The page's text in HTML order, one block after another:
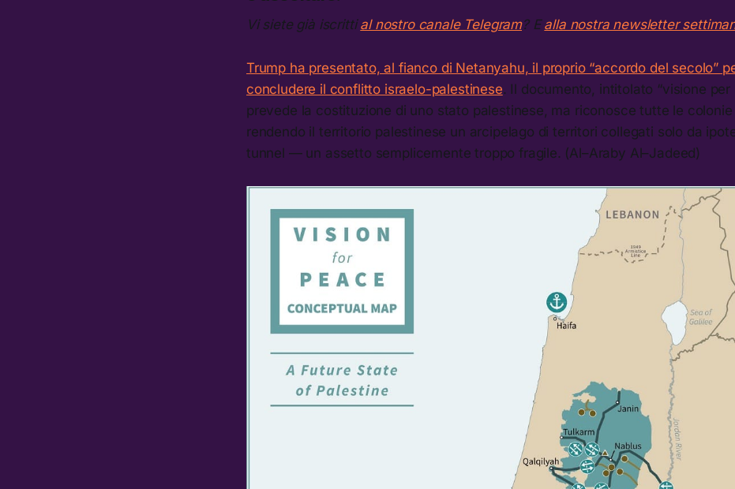
Vi siete già iscrittial nostro canale Telegram? Ealla nostra newsletter
Trump ha presentato, al fianco di Netanyahu, il proprio “accordo del secolo”
concludere il conflitto israelo-palestinese. Il documento, intitolato “visione per
prevede la costituzione di uno stato palestinese, ma riconosce tutte le colonie
rendendo il territorio palestinese un arcipelago di territori collegati solo da
tunnel — un assetto semplicemente troppo fragile. (Al–Araby Al–Jadeed)